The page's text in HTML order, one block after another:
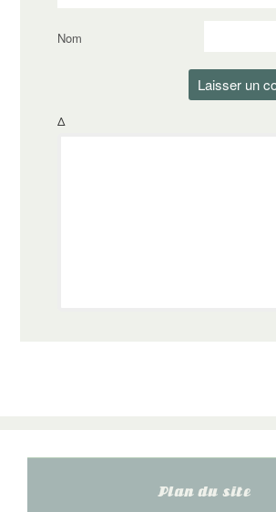
Nom
Δ
Plan du site